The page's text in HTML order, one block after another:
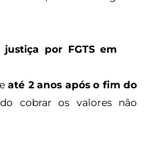
por FGTS em
até 2 anos após o fim do
cobrar os valores não